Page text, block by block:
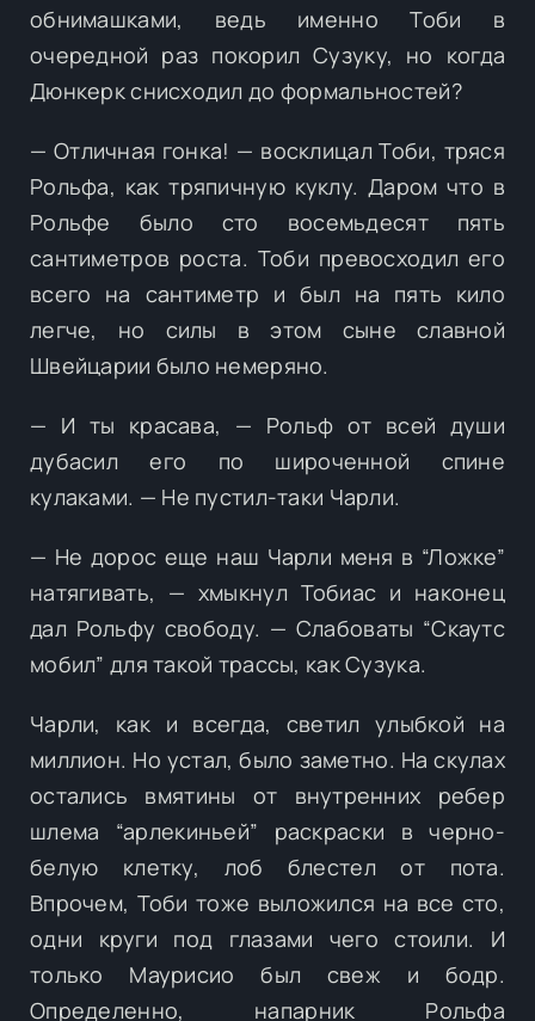
обнимашками, ведь именно Тоби в
очередной раз покорил Сузуку, но когда
Дюнкерк снисходил до формальностей?
— Отличная гонка! — восклицал Тоби, тряся
Рольфа, как тряпичную куклу. Даром что в
Рольфе было сто восемьдесят пять
сантиметров роста. Тоби превосходил его
всего на сантиметр и был на пять кило
легче, но силы в этом сыне славной
Швейцарии было немеряно.
— И ты красава, — Рольф от всей души
дубасил его по широченной спине
кулаками. — Не пустил-таки Чарли.
— Не дорос еще наш Чарли меня в “Ложке”
натягивать, — хмыкнул Тобиас и наконец
дал Рольфу свободу. — Слабоваты “Скаутс
мобил” для такой трассы, как Сузука.
Чарли, как и всегда, светил улыбкой на
миллион. Но устал, было заметно. На скулах
остались вмятины от внутренних ребер
шлема “арлекиньей” раскраски в черно-
белую клетку, лоб блестел от пота.
Впрочем, Тоби тоже выложился на все сто,
одни круги под глазами чего стоили. И
только Маурисио был свеж и бодр.
Определенно, напарник Рольфа